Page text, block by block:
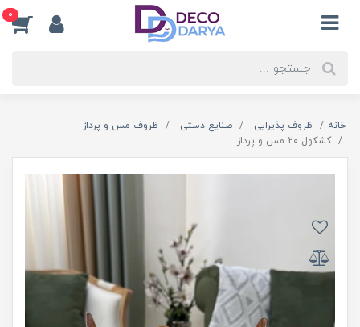
0
خانه ظروف پذیرایی صنایع دستی
ظروف مس و پرداز
کشکول 20 مس و پرداز